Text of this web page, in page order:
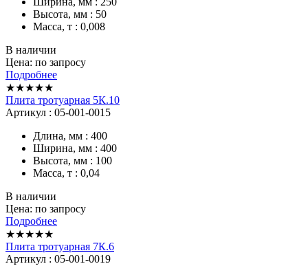
Высота, мм : 50
Масса, т : 0,008
В наличии
Цена: по запросу
Подробнее
★★★★★
Плита тротуарная 5К.10
Артикул : 05-001-0015
Длина, мм : 400
Ширина, мм : 400
Высота, мм : 100
Масса, т : 0,04
В наличии
Цена: по запросу
Подробнее
★★★★★
Плита тротуарная 7К.6
Артикул : 05-001-0019